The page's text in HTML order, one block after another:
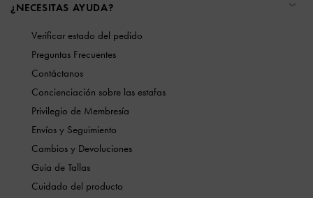
¿NECESITAS AYUDA?
Verificar estado del pedido
Preguntas Frecuentes
Contáctanos
Concienciación sobre las estafas
Privilegio de Membresía
Envíos y Seguimiento
Cambios y Devoluciones
Guía de Tallas
Cuidado del producto